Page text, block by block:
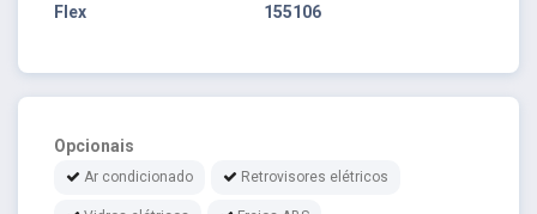
Flex 155106
Opcionais
Ar condicionado Retrovisores elétricos